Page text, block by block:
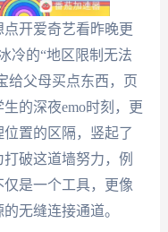
开爱奇艺看昨晚更
冷的“地区限制无法
给父母买点东西，页
的深夜emo时刻，更
置的区隔，竖起了
破这道墙努力，例
是一个工具，更像
无缝连接通道。